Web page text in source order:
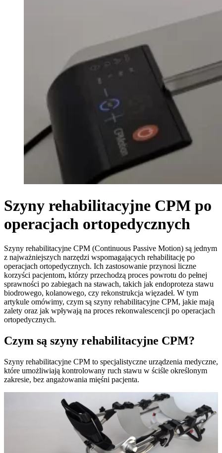
Szyny rehabilitacyjne CPM po
operacjach ortopedycznych
Szyny rehabilitacyjne CPM (Continuous Passive Motion) są jednym
z najważniejszych narzędzi wspomagających rehabilitację po
operacjach ortopedycznych. Ich zastosowanie przynosi liczne
korzyści pacjentom, którzy przechodzą proces powrotu do pełnej
sprawności po zabiegach na stawach, takich jak endoproteza stawu
biodrowego, kolanowego, czy rekonstrukcja więzadeł. W tym
artykule omówimy, czym są szyny rehabilitacyjne CPM, jakie mają
zalety oraz jak wpływają na proces rekonwalescencji po operacjach
ortopedycznych.
Czym są szyny rehabilitacyjne CPM?
Szyny rehabilitacyjne CPM to specjalistyczne urządzenia medyczne,
które umożliwiają kontrolowany ruch stawu w ściśle określonym
zakresie, bez angażowania mięśni pacjenta.